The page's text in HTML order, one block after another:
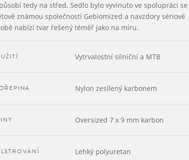
tedy na střed. Sedlo bylo vyvinuto ve spolupráci se
známou společností Gebiomized a navzdory sériové
nabízí tvar řešený téměř jako na míru.
Vytrvalostní silniční a MTB
Nylon zesílený karbonem
Oversized 7 x 9 mm karbon
Lehký polyuretan